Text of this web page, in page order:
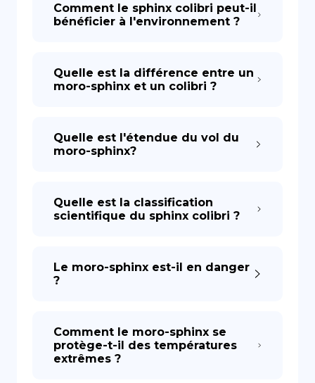
Comment le sphinx colibri peut-il
bénéficier à l'environnement ?
Quelle est la différence entre un
moro-sphinx et un colibri ?
Quelle est l'étendue du vol du
moro-sphinx?
Quelle est la classification
scientifique du sphinx colibri ?
Le moro-sphinx est-il en danger
?
Comment le moro-sphinx se
protège-t-il des températures
extrêmes ?